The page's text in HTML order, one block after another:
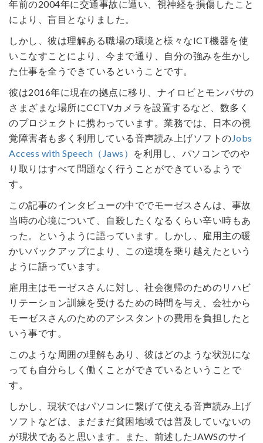
年前の2004年に交通事故に遭い、視神経を損傷したこと
により、盲目となりました。
しかし、彼は理解ある職場の環境と様々なICT機器を使
いこなすことにより、今まで通り、自分の強みを生かし
た仕事を全うできているということです。
彼は2016年に現在の拠点に移り、ナイロビとモンバサの
さまざまな場所にCCTVカメラを設置するなど、数多く
のプロジェクトに携わっています。業務では、日本の視
覚障害者も多く利用している音声読み上げソフトのJobs
Access with Speech（Jaws）
を利用し、パソコンでのや
り取りはすべて問題なく行うことができているようで
す。
この記事のインタビューの中ででモーゼスさんは、事故
当時の心境について、自殺したくなるくらい辛い時もあ
った。というように語っています。しかし、雇用主の暖
かいバックアップにより、この逆境を乗り越えたという
ように語っています。
雇用主はモーゼスさんに対し、社会復帰のためのリハビ
リテーション訓練を受けるための時間を与え、会社から
モーゼスさんのためのアシスタントの費用を負担したと
いう事です。
このような周囲の理解もあり、彼はどのような状況にな
っても自分らしく働くことができているということで
す。
しかし、現状ではパソコンに繋げて使える音声読み上げ
ソフトなどは、まだまだ貧困地域では普及していないの
が現状であると思います。また、前述したJAWSのサイ